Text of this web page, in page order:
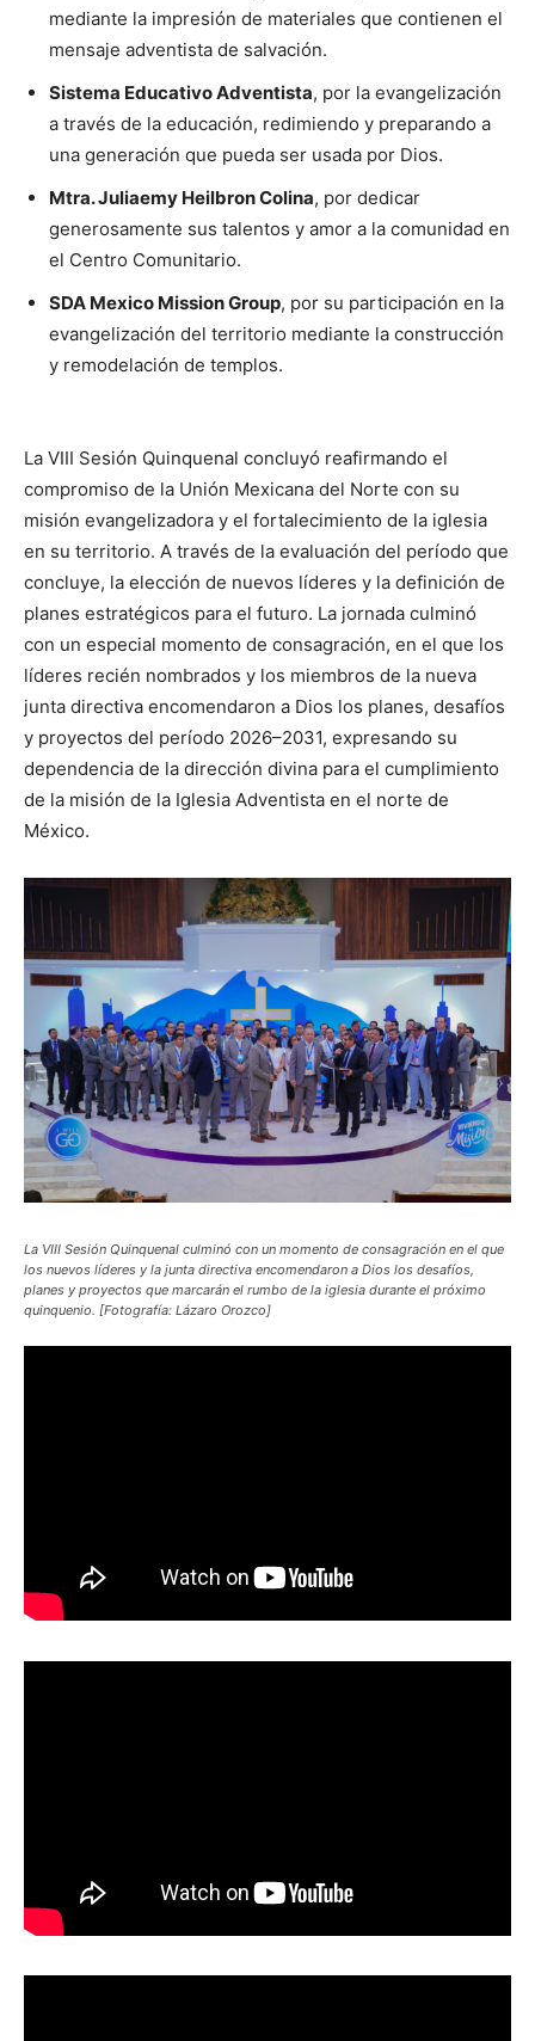
mediante la impresión de materiales que contienen el
mensaje adventista de salvación.
Sistema Educativo Adventista, por la evangelización
a través de la educación, redimiendo y preparando a
una generación que pueda ser usada por Dios.
Mtra. Juliaemy Heilbron Colina, por dedicar
generosamente sus talentos y amor a la comunidad en
el Centro Comunitario.
SDA Mexico Mission Group, por su participación en la
evangelización del territorio mediante la construcción
y remodelación de templos.
La VIII Sesión Quinquenal concluyó reafirmando el
compromiso de la Unión Mexicana del Norte con su
misión evangelizadora y el fortalecimiento de la iglesia
en su territorio. A través de la evaluación del período que
concluye, la elección de nuevos líderes y la definición de
planes estratégicos para el futuro. La jornada culminó
con un especial momento de consagración, en el que los
líderes recién nombrados y los miembros de la nueva
junta directiva encomendaron a Dios los planes, desafíos
y proyectos del período 2026–2031, expresando su
dependencia de la dirección divina para el cumplimiento
de la misión de la Iglesia Adventista en el norte de
México.
La VIII Sesión Quinquenal culminó con un momento de consagración en el que
los nuevos líderes y la junta directiva encomendaron a Dios los desafíos,
planes y proyectos que marcarán el rumbo de la iglesia durante el próximo
quinquenio. [Fotografía: Lázaro Orozco]